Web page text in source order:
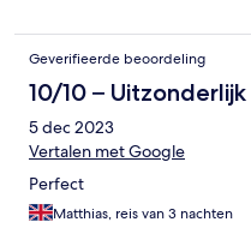
Geverifieerde beoordeling
10/10 – Uitzonderlijk
5 dec 2023
Vertalen met Google
Perfect
Matthias, reis van 3 nachten